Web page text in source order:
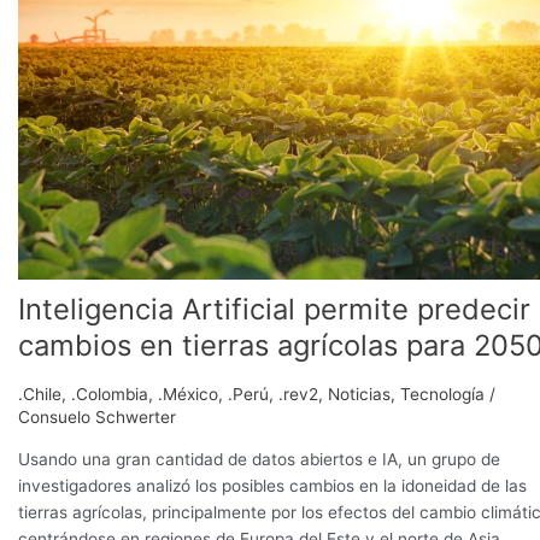
Inteligencia Artificial permite predecir
cambios en tierras agrícolas para
.Chile, .Colombia, .México, .Perú, .rev2, Noticias, Tecnología /
Consuelo Schwerter
Usando una gran cantidad de datos abiertos e IA, un grupo de
investigadores analizó los posibles cambios en la idoneidad de las
tierras agrícolas, principalmente por los efectos del cambio
predecir
cambios
en
tierras
agrícolas
para
2050